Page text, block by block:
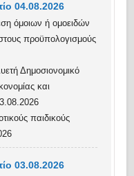
04.08.2026
όμοιων ή ομοειδών
προϋπολογισμούς
Δημοσιονομικό
και
παιδικούς
03.08.2026